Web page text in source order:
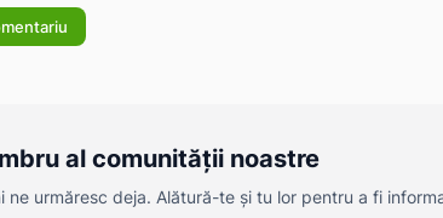
al comunității noastre
ne urmăresc deja. Alătură-te și tu lor pentru a fi